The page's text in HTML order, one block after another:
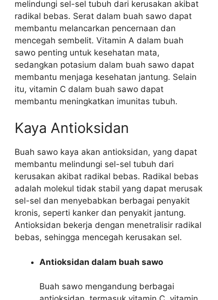
melindungi sel-sel tubuh dari kerusakan akibat
radikal bebas. Serat dalam buah sawo dapat
membantu melancarkan pencernaan dan
mencegah sembelit. Vitamin A dalam buah
sawo penting untuk kesehatan mata,
sedangkan potasium dalam buah sawo dapat
membantu menjaga kesehatan jantung. Selain
itu, vitamin C dalam buah sawo dapat
membantu meningkatkan imunitas tubuh.
Kaya Antioksidan
Buah sawo kaya akan antioksidan, yang dapat
membantu melindungi sel-sel tubuh dari
kerusakan akibat radikal bebas. Radikal bebas
adalah molekul tidak stabil yang dapat merusak
sel-sel dan menyebabkan berbagai penyakit
kronis, seperti kanker dan penyakit jantung.
Antioksidan bekerja dengan menetralisir radikal
bebas, sehingga mencegah kerusakan sel.
Antioksidan dalam buah sawo
Buah sawo mengandung berbagai